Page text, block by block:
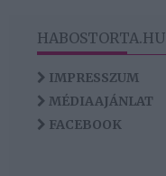
HABOSTORTA.HU
IMPRESSZUM
MÉDIAAJÁNLAT
FACEBOOK